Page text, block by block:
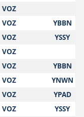
VOZ
VOZ
YBBN
VOZ
YSSY
VOZ
VOZ
YBBN
VOZ
YNWN
VOZ
YPAD
VOZ
YSSY